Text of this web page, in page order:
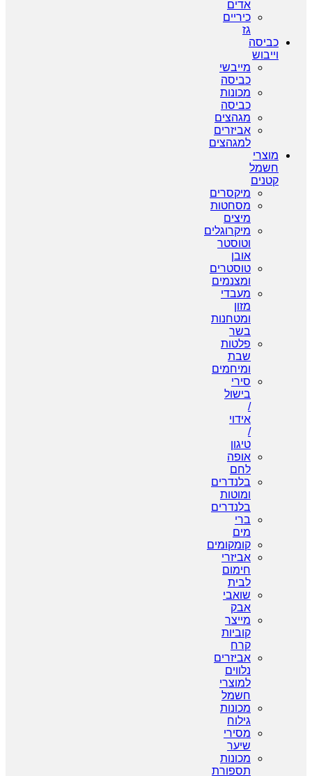
אדים
כיריים
גז
כביסה
וייבוש
מייבשי
כביסה
מכונות
כביסה
מגהצים
אביזרים
למגהצים
מוצרי
חשמל
קטנים
מיקסרים
מסחטות
מיצים
מיקרוגלים
וטוסטר
אובן
טוסטרים
ומצנמים
מעבדי
מזון
ומטחנות
בשר
פלטות
שבת
ומיחמים
סירי
בישול
/
אידוי
/
טיגון
אופה
לחם
בלנדרים
ומוטות
בלנדרים
ברי
מים
קומקומים
אביזרי
חימום
לבית
שואבי
אבק
מייצר
קוביות
קרח
אביזרים
נלווים
למוצרי
חשמל
מכונות
גילוח
מסירי
שיער
מכונות
תספורת